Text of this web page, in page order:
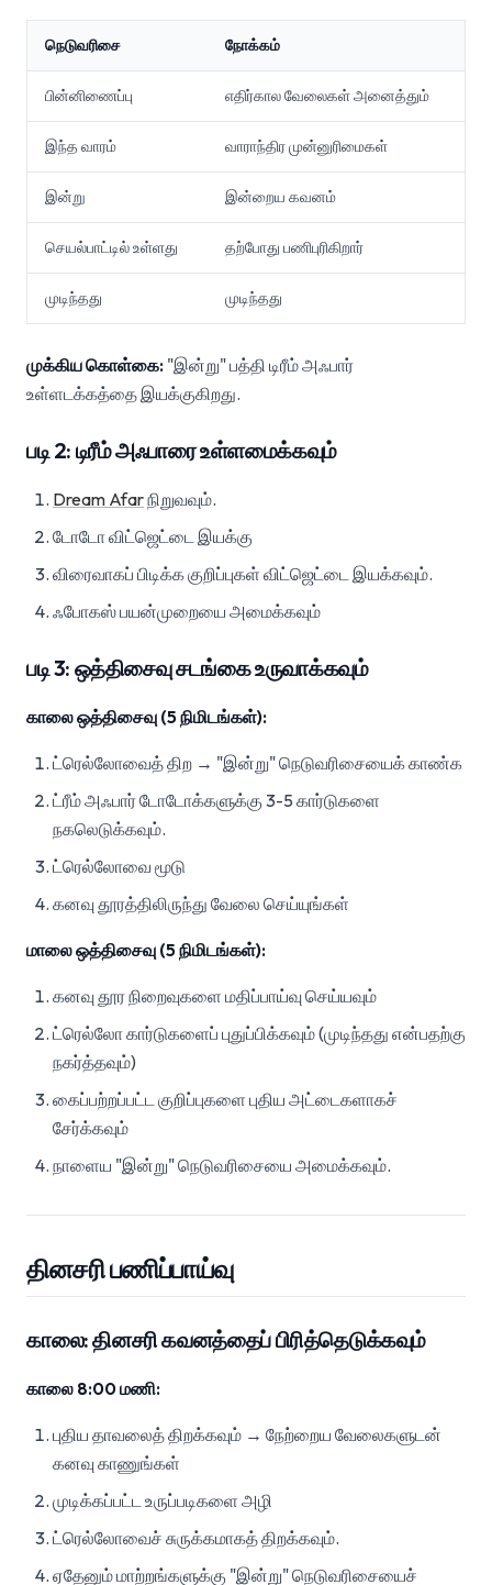
நெடுவரிசை நோக்கம்
பின்னிணைப்பு எதிர்கால வேலைகள் அனைத்தும்
இந்த வாரம் வாராந்திர முன்னுரிமைகள்
இன்று இன்றைய கவனம்
செயல்பாட்டில் உள்ளது தற்போது பணிபுரிகிறார்
முடிந்தது முடிந்தது
முக்கிய கொள்கை: "இன்று" பத்தி டிரீம் அஃபார்
உள்ளடக்கத்தை இயக்குகிறது.
படி 2: டிரீம் அஃபாரை உள்ளமைக்கவும்
Dream Afarநிறுவவும்.
டோடோ விட்ஜெட்டை இயக்கு
விரைவாகப் பிடிக்க குறிப்புகள் விட்ஜெட்டை இயக்கவும்.
ஃபோகஸ் பயன்முறையை அமைக்கவும்
படி 3: ஒத்திசைவு சடங்கை உருவாக்கவும்
காலை ஒத்திசைவு (5 நிமிடங்கள்):
ட்ரெல்லோவைத் திற → "இன்று" நெடுவரிசையைக் காண்க
ட்ரீம் அஃபார் டோடோக்களுக்கு 3-5 கார்டுகளை
நகலெடுக்கவும்.
ட்ரெல்லோவை மூடு
கனவு தூரத்திலிருந்து வேலை செய்யுங்கள்
மாலை ஒத்திசைவு (5 நிமிடங்கள்):
கனவு தூர நிறைவுகளை மதிப்பாய்வு செய்யவும்
ட்ரெல்லோ கார்டுகளைப் புதுப்பிக்கவும் (முடிந்தது என்பதற்கு
நகர்த்தவும்)
கைப்பற்றப்பட்ட குறிப்புகளை புதிய அட்டைகளாகச்
சேர்க்கவும்
நாளைய "இன்று" நெடுவரிசையை அமைக்கவும்.
தினசரி பணிப்பாய்வு
காலை: தினசரி கவனத்தைப் பிரித்தெடுக்கவும்
காலை 8:00 மணி:
புதிய தாவலைத் திறக்கவும் → நேற்றைய வேலைகளுடன்
கனவு காணுங்கள்
முடிக்கப்பட்ட உருப்படிகளை அழி
ட்ரெல்லோவைச் சுருக்கமாகத் திறக்கவும்.
ஏதேனும் மாற்றங்களுக்கு "இன்று" நெடுவரிசையைச்